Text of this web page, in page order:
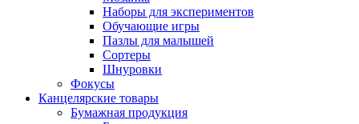
Наборы для экспериментов
Обучающие игры
Пазлы для малышей
Сортеры
Шнуровки
Фокусы
Канцелярские товары
Бумажная продукция